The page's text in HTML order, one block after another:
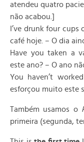
atendeu quatro
não acabou.]
I’ve drunk four cups
café hoje. – O dia
Have you taken a
este ano? – O ano
You haven’t
esforçou muito este
Também usamos o
primeira (segunda,